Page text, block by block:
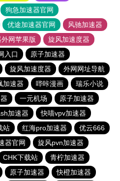
狗急加速器官网
优途加速器官网
风驰加速器
网苹果版
旋风加速度器
入口
原子加速器
旋风加速度器
外网网址导航
加速器 哔咔漫画
瑞乐小说
一元机场
原子加速器
加速器
快喵vpv加速器
站 红海pro加速器
优云666
器官网
旋风pvn加速器
CHK下载站
青柠加速器
原子加速器 快橙加速器